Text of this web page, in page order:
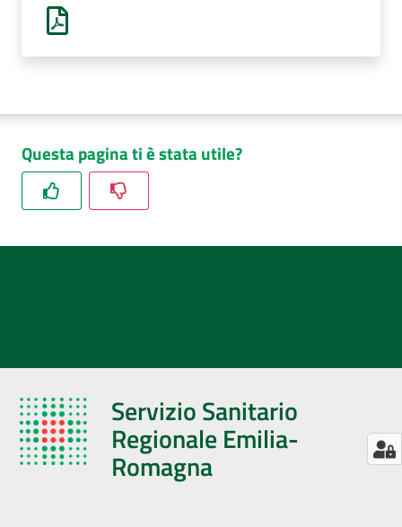
Questa pagina ti è stata utile?
Servizio Sanitario
Regionale Emilia-
Romagna